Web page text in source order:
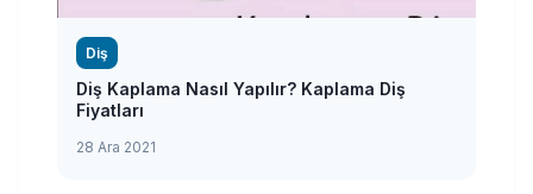
Diş
Diş Kaplama Nasıl Yapılır? Kaplama Diş
Fiyatları
28 Ara 2021